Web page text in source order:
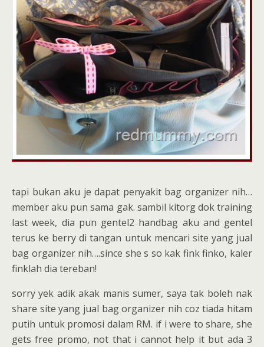
tapi bukan aku je dapat penyakit bag organizer nih…
member aku pun sama gak. sambil kitorg dok training
last week, dia pun gentel2 handbag aku and gentel
terus ke berry di tangan untuk mencari site yang jual
bag organizer nih….since she s so kak fink finko, kaler
finklah dia tereban!
sorry yek adik akak manis sumer, saya tak boleh nak
share site yang jual bag organizer nih coz tiada hitam
putih untuk promosi dalam RM. if i were to share, she
gets free promo, not that i cannot help it but ada 3